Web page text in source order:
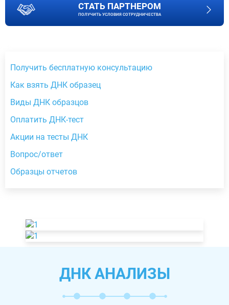
СТАТЬ ПАРТНЕРОМ
ПОЛУЧИТЬ УСЛОВИЯ СОТРУДНИЧЕСТВА
Получить бесплатную консультацию
Как взять ДНК образец
Виды ДНК образцов
Оплатить ДНК-тест
Акции на тесты ДНК
Вопрос/ответ
Образцы отчетов
ДНК АНАЛИЗЫ